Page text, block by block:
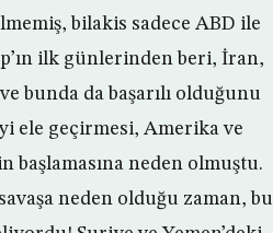
bilakis sadece ABD ile
ilk günlerinden beri, İran,
bunda da başarılı olduğunu
ele geçirmesi, Amerika ve
başlamasına neden olmuştu.
neden olduğu zaman, bu